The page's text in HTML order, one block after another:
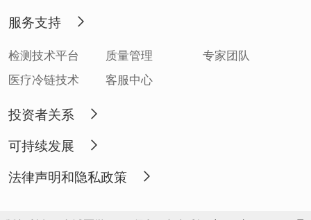
服务支持
检测技术平台 质量管理
专家团队
医疗冷链技术
客服中心
投资者关系
可持续发展
法律声明和隐私政策